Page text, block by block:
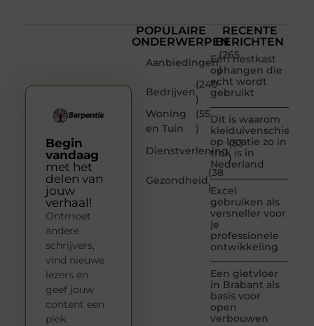
POPULAIRE
ONDERWERPEN
Aanbiedingen
(265
)
Bedrijven
(240
)
Woning
en Tuin
(55
)
Dienstverlening
(53
)
Gezondheid
(38
)
RECENTE
BERICHTEN
Een nestkast
ophangen die
echt wordt
gebruikt
Dit is waarom
kleiduivenschieten
op locatie zo in
trek is in
Nederland
Excel
gebruiken als
versneller voor
je
professionele
ontwikkeling
Een gietvloer
in Brabant als
basis voor
open
verbouwen
Begin
vandaag
met het
delen van
jouw
verhaal!
Ontmoet
andere
schrijvers,
vind nieuwe
lezers en
geef jouw
content een
plek.